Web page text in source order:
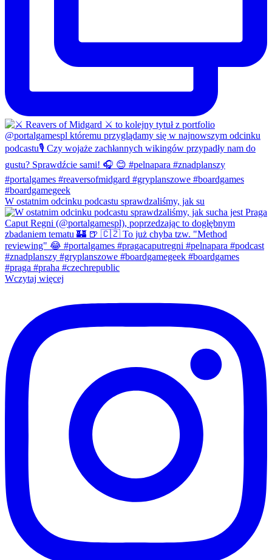
W ostatnim odcinku podcastu sprawdzaliśmy, jak su
Wczytaj więcej